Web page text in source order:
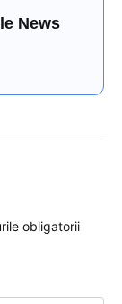
News
obligatorii